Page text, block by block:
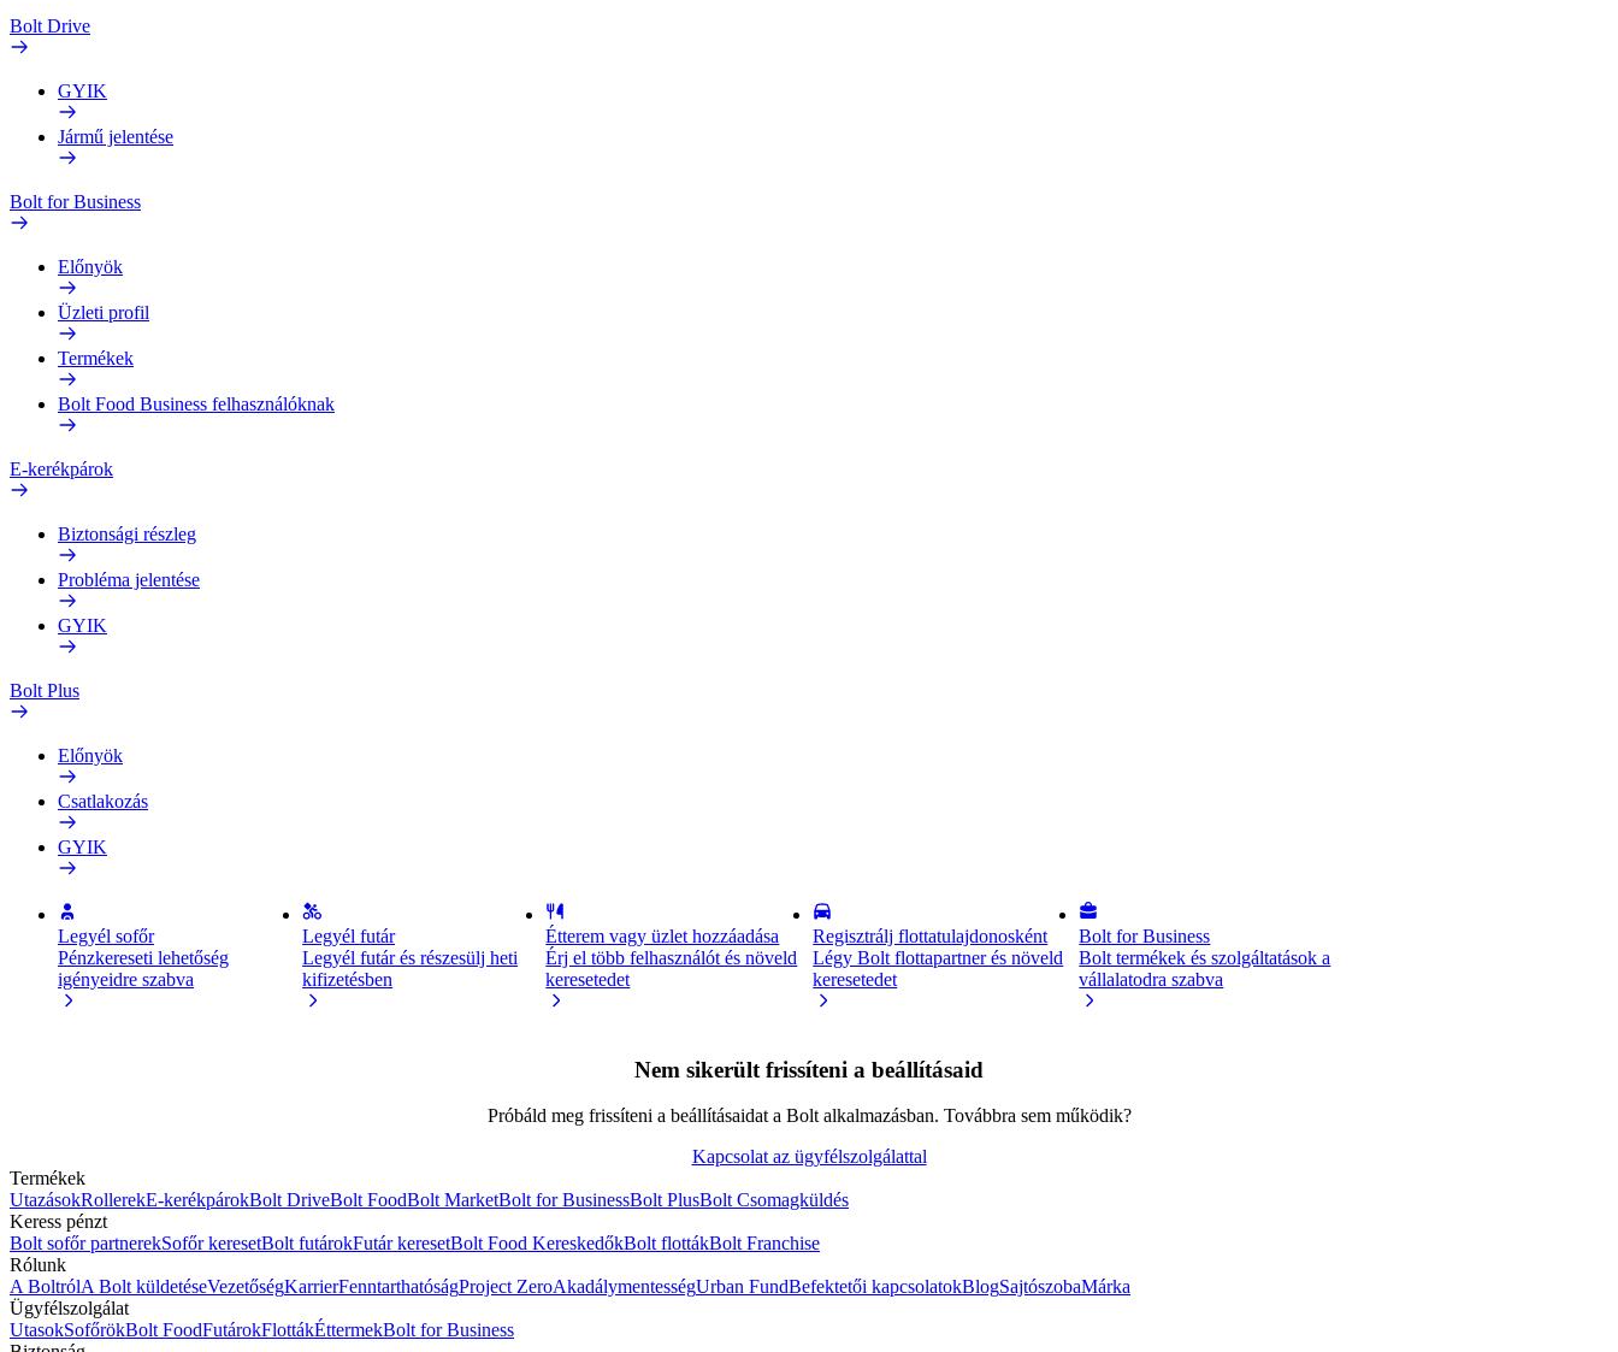
Bolt Drive
GYIK
Jármű jelentése
Bolt for Business
Előnyök
Üzleti profil
Termékek
Bolt Food Business felhasználóknak
E-kerékpárok
Biztonsági részleg
Probléma jelentése
GYIK
Bolt Plus
Előnyök
Csatlakozás
GYIK
Legyél sofőr
Pénzkereseti lehetőség
igényeidre szabva
Legyél futár
Legyél futár és részesülj heti
kifizetésben
Étterem vagy üzlet hozzáadása
Érj el több felhasználót és növeld
keresetedet
Regisztrálj flottatulajdonosként
Légy Bolt flottapartner és növeld
keresetedet
Bolt for Business
Bolt termékek és szolgáltatások a
vállalatodra szabva
Nem sikerült frissíteni a beállításaid
Próbáld meg frissíteni a beállításaidat a Bolt alkalmazásban. Továbbra sem működik?
Kapcsolat az ügyfélszolgálattal
Termékek
UtazásokRollerekE-kerékpárokBolt DriveBolt FoodBolt MarketBolt for BusinessBolt PlusBolt Csomagküldés
Keress pénzt
Bolt sofőr partnerekSofőr keresetBolt futárokFutár keresetBolt Food KereskedőkBolt flottákBolt Franchise
Rólunk
A BoltrólA Bolt küldetéseVezetőségKarrierFenntarthatóságProject ZeroAkadálymentességUrban FundBefektetői kapcsolatokBlogSajtószobaMárka
Ügyfélszolgálat
UtasokSofőrökBolt FoodFutárokFlottákÉttermekBolt for Business